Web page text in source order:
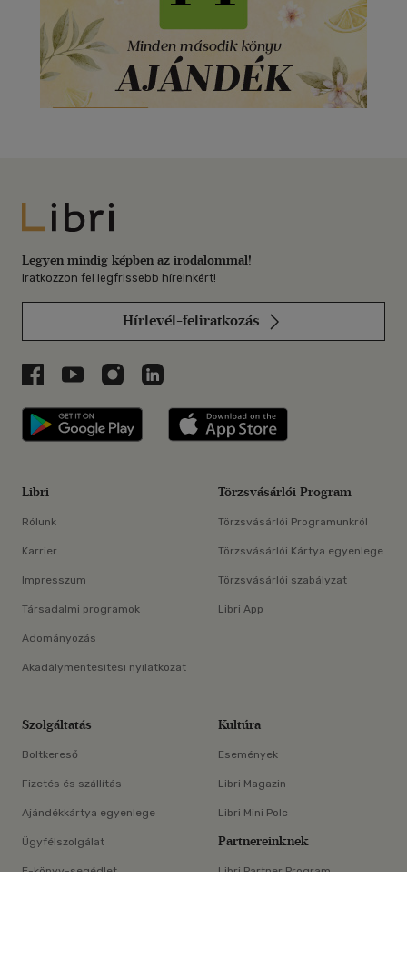
×
Libri
Legyen mindig képben az irodalommal!
Iratkozzon fel legfrissebb híreinkért!
Hírlevél-feliratkozás
Libri a Facebookon
Libri a Youtube-on
Libri az Instagramon
Libri a LinkedInen
Libri applikáció Szerezd meg: Google
Libri
Rólunk
Karrier
Impresszum
Társadalmi programok
Adományozás
Akadálymentesítési nyilatkozat
Törzsvásárlói Program
Törzsvásárlói Programunkról
Törzsvásárlói Kártya egyenlege
Törzsvásárlói szabályzat
Libri App
Szolgáltatás
Boltkereső
Fizetés és szállítás
Ajándékkártya egyenlege
Ügyfélszolgálat
E-könyv-segédlet
Kultúra
Események
Libri Magazin
Libri Mini Polc
Partnereinknek
Libri Partner Program